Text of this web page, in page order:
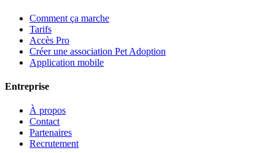
Comment ça marche
Tarifs
Accès Pro
Créer une association Pet Adoption
Application mobile
Entreprise
À propos
Contact
Partenaires
Recrutement